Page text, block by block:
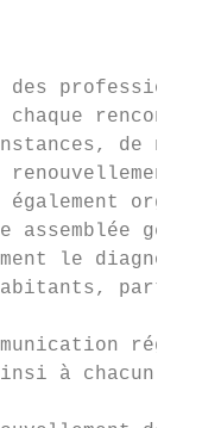
des
de
également
le
à chacun